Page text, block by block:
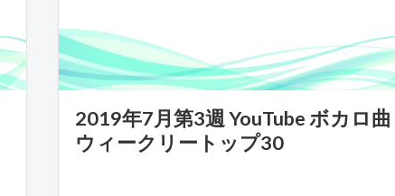
2019年7月第3週 YouTube ボカロ曲
ウィークリートップ30